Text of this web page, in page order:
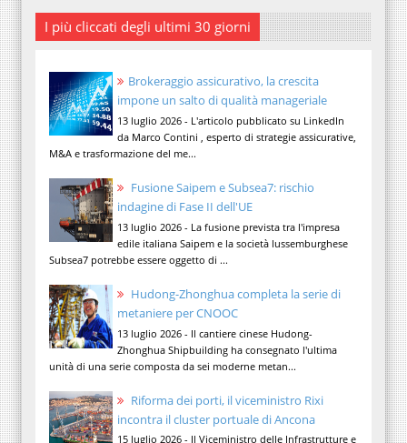
I più cliccati degli ultimi 30 giorni
Brokeraggio assicurativo, la crescita
impone un salto di qualità manageriale
13 luglio 2026 - L'articolo pubblicato su LinkedIn
da Marco Contini , esperto di strategie assicurative,
M&A e trasformazione del me...
Fusione Saipem e Subsea7: rischio
indagine di Fase II dell'UE
13 luglio 2026 - La fusione prevista tra l'impresa
edile italiana Saipem e la società lussemburghese
Subsea7 potrebbe essere oggetto di ...
Hudong-Zhonghua completa la serie di
metaniere per CNOOC
13 luglio 2026 - Il cantiere cinese Hudong-
Zhonghua Shipbuilding ha consegnato l'ultima
unità di una serie composta da sei moderne metan...
Riforma dei porti, il viceministro Rixi
incontra il cluster portuale di Ancona
15 luglio 2026 - Il Viceministro delle Infrastrutture e